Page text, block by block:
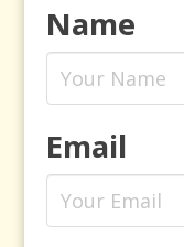
Name
Email